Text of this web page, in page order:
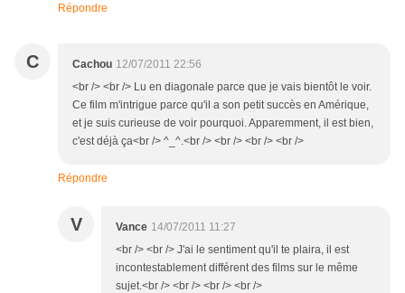
Répondre
C Cachou 12/07/2011 22:56
<br /> <br /> Lu en diagonale parce que je vais bientôt le voir.
Ce film m'intrigue parce qu'il a son petit succès en Amérique,
et je suis curieuse de voir pourquoi. Apparemment, il est bien,
c'est déjà ça<br /> ^_^.<br /> <br /> <br /> <br />
Répondre
V Vance 14/07/2011 11:27
<br /> <br /> J'ai le sentiment qu'il te plaira, il est
incontestablement différent des films sur le même
sujet.<br /> <br /> <br /> <br />